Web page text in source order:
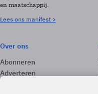
en maatschappij.
Lees ons manifest >
Over ons
Abonneren
Adverteren